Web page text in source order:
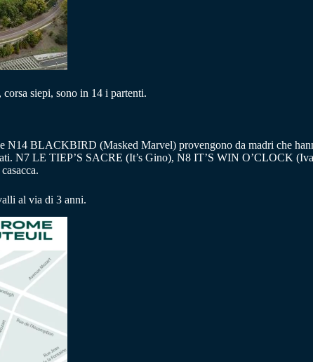
siepi, sono in 14 i partenti.
BLACKBIRD (Masked Marvel) provengono da madri che
N7 LE TIEP’S SACRE (It’s Gino), N8 IT’S WIN O’CLOCK
al via di 3 anni.